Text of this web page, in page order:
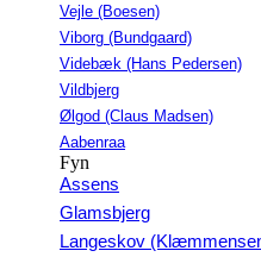
Vejle (Boesen)
Viborg (Bundgaard)
Videbæk (Hans Pedersen)
Vildbjerg
Ølgod (Claus Madsen)
Aabenraa
Fyn
Assens
Glamsbjerg
Langeskov